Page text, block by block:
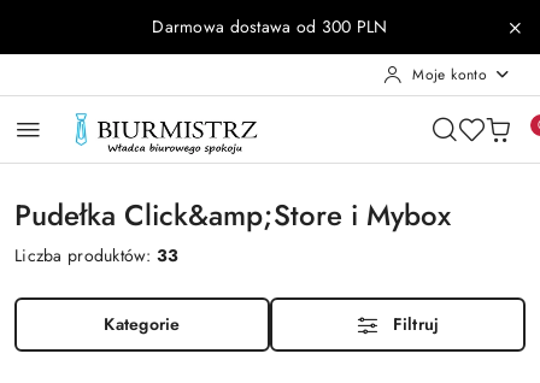
Przejdź do treści głównej
Przejdź do wyszukiwarki
Przejdź do moje konto
Przejdź do menu głównego
Przejdź do stopkiDarmowa dostawa od 300 PLN
Moje konto
Pudełka Click&amp;Store i Mybox
Liczba produktów:33
Kategorie Filtruj